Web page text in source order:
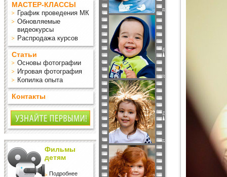
МАСТЕР-КЛАССЫ
График проведения МК
Обновляемые
видеокурсы
Распродажа курсов
Статьи
Основы фотографии
Игровая фотография
Копилка опыта
Контакты
Фильмы
детям
Подробнее